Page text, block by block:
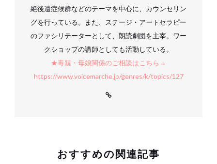
絶後遺症候群などのテーマを中心に、カウンセリン
グを行っている。また、ステージ・アートセラピー
のファシリテーターとして、朗読劇団を主宰。ワー
クショップの講師としても活動している。
★毒親・母娘関係のご相談はこちら→
https://www.voicemarche.jp/genres/k/topics/127
おすすめの関連記事